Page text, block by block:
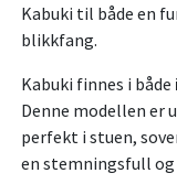
Kabuki til både en
blikkfang.
Kabuki finnes i både
Denne modellen er
perfekt i stuen,
en stemningsfull